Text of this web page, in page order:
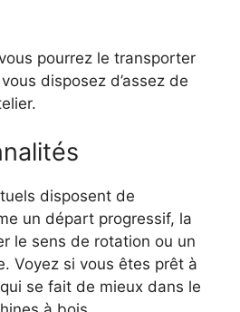
pourrez le transporter
disposez d’assez de
disposent de
un départ progressif, la
le sens de rotation ou un
Voyez si vous êtes prêt à
se fait de mieux dans le